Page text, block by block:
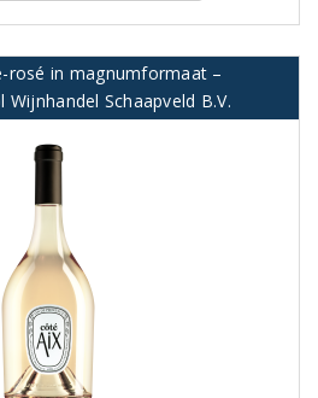
rosé in magnumformaat –
Schaapveld B.V.